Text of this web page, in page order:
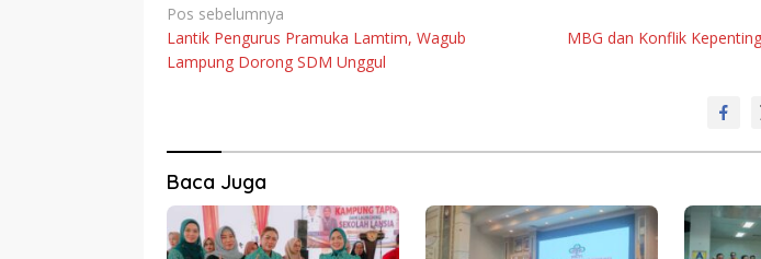
Navigasi
pos
Pos sebelumnya
Lantik Pengurus Pramuka Lamtim, Wagub
Lampung Dorong SDM Unggul
MBG dan Konflik
Baca Juga